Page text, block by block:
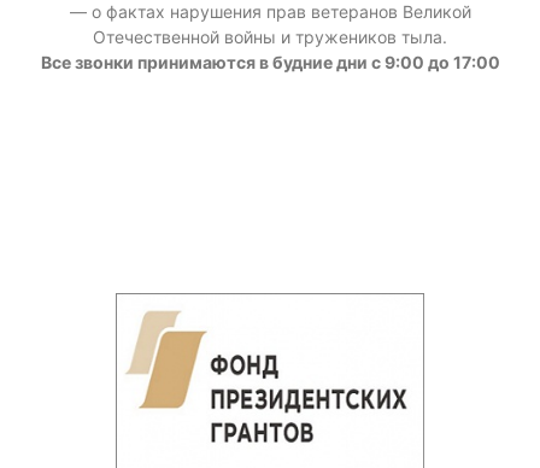
— о фактах нарушения прав ветеранов Великой
Отечественной войны и тружеников тыла.
Все звонки принимаются в будние дни с 9:00 до 17:00